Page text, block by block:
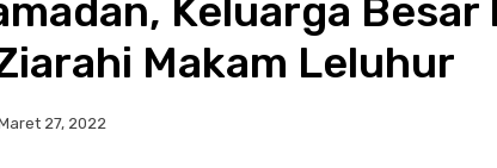
Keluarga Besar
Makam Leluhur
27, 2022